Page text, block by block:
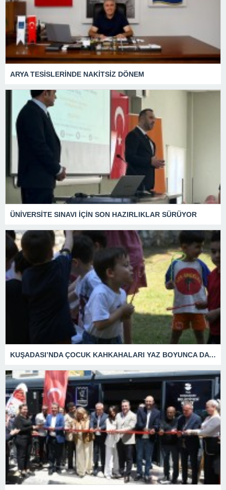
ARYA TESİSLERİNDE NAKİTSİZ DÖNEM
ÜNİVERSİTE SINAVI İÇİN SON HAZIRLIKLAR SÜRÜYOR
KUŞADASI’NDA ÇOCUK KAHKAHALARI YAZ BOYUNCA DA DEVAM EDECEK